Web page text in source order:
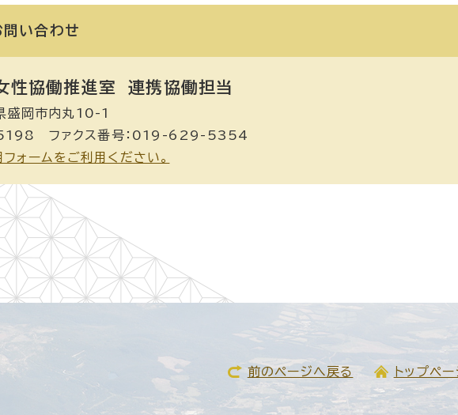
問い合わせ
性協働推進室 連携協働担当
岡市内丸10-1
ファクス番号：019-629-5354
ォームをご利用ください。
前のページへ戻る トップペ